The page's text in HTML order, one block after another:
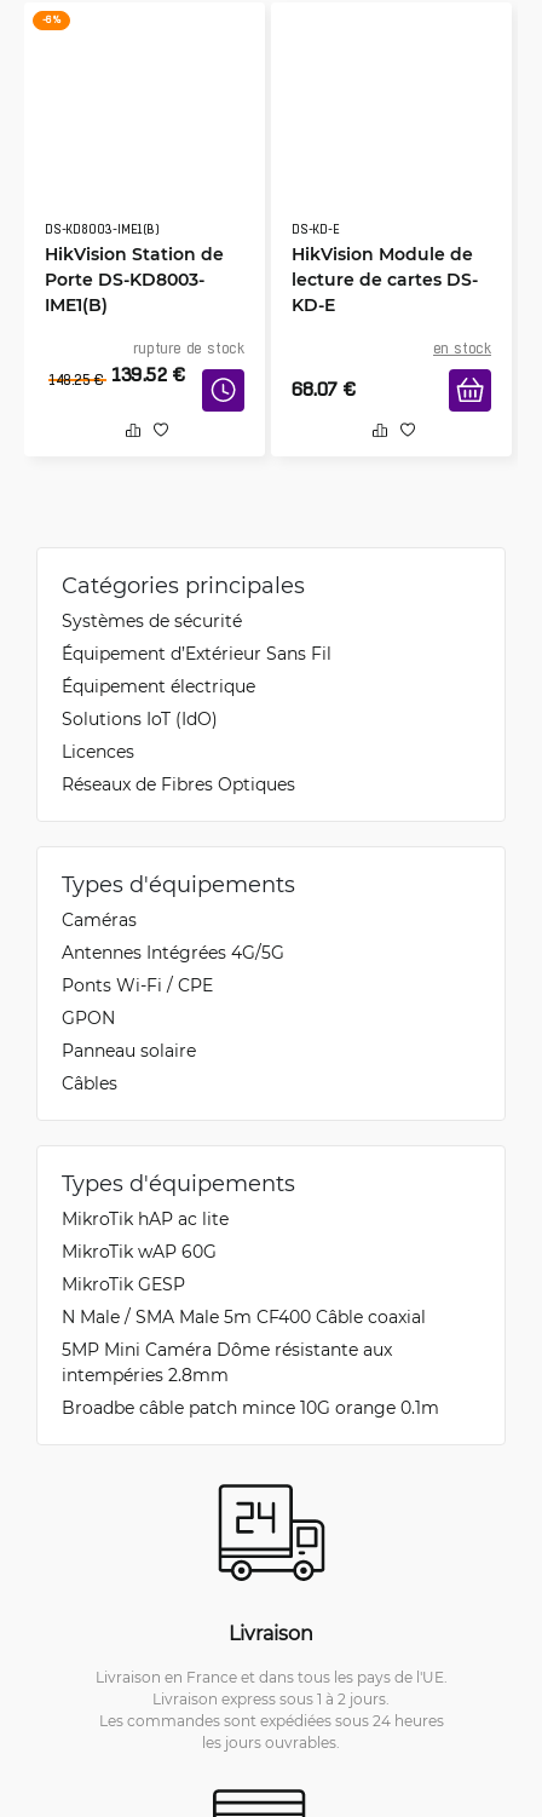
-6 %
DS-KD8003-IME1(B)
HikVision Station de
Porte DS-KD8003-
IME1(B)
rupture de stock
148.25 € 139.52 €
DS-KD-E
HikVision Module de
lecture de cartes DS-
KD-E
en stock
68.07 €
Catégories principales
Systèmes de sécurité
Équipement d’Extérieur Sans Fil
Équipement électrique
Solutions IoT (IdO)
Licences
Réseaux de Fibres Optiques
Types d'équipements
Caméras
Antennes Intégrées 4G/5G
Ponts Wi-Fi / CPE
GPON
Panneau solaire
Câbles
Types d'équipements
MikroTik hAP ac lite
MikroTik wAP 60G
MikroTik GESP
N Male / SMA Male 5m CF400 Câble coaxial
5MP Mini Caméra Dôme résistante aux
intempéries 2.8mm
Broadbe câble patch mince 10G orange 0.1m
Livraison
Livraison en France et dans tous les pays de l'UE.
Livraison express sous 1 à 2 jours.
Les commandes sont expédiées sous 24 heures
les jours ouvrables.